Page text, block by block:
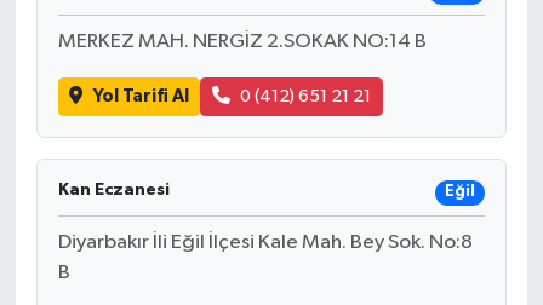
MERKEZ MAH. NERGİZ 2.SOKAK NO:14 B
Yol Tarifi Al 0 (412) 651 21 21
Kan Eczanesi Eğil
Diyarbakır İli Eğil İlçesi Kale Mah. Bey Sok. No:8
B